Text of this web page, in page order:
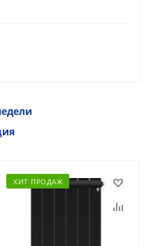
ХИТ ПРОДАЖ